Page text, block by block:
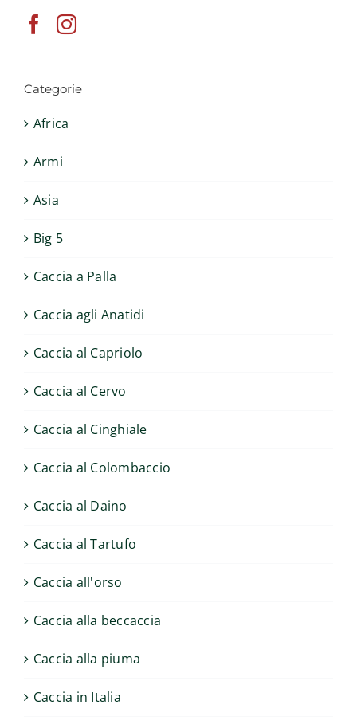
Categorie
Africa
Armi
Asia
Big 5
Caccia a Palla
Caccia agli Anatidi
Caccia al Capriolo
Caccia al Cervo
Caccia al Cinghiale
Caccia al Colombaccio
Caccia al Daino
Caccia al Tartufo
Caccia all'orso
Caccia alla beccaccia
Caccia alla piuma
Caccia in Italia